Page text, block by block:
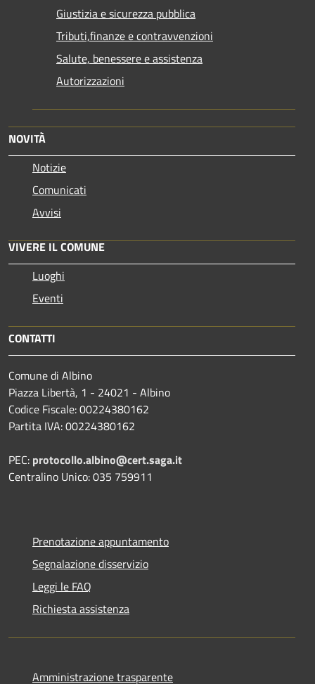
Giustizia e sicurezza pubblica
Tributi,finanze e contravvenzioni
Salute, benessere e assistenza
Autorizzazioni
NOVITÀ
Notizie
Comunicati
Avvisi
VIVERE IL COMUNE
Luoghi
Eventi
CONTATTI
Comune di Albino
Piazza Libertà, 1 - 24021 - Albino
Codice Fiscale: 00224380162
Partita IVA: 00224380162
PEC: protocollo.albino@cert.saga.it
Centralino Unico: 035 759911
Prenotazione appuntamento
Segnalazione disservizio
Leggi le FAQ
Richiesta assistenza
Amministrazione trasparente